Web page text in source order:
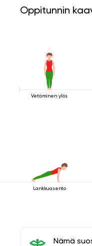
Oppitunnin
Vetäminen ylös
Lankkuasento
Nämä